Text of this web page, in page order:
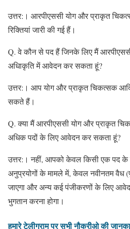
उत्तर:। आरपीएससी योग और प्राकृत
रिक्तियां जारी की गई हैं।
Q. वे कौन से पद हैं जिनके लिए मैं
अधिाकृति में आवेदन कर सकता हूं?
उत्तर:। आप योग और प्राकृत चिकत्सक
सकते हैं।
Q. क्या मैं आरपीएससी योग और प्राकृत
अधिक पदों के लिए आवेदन कर सकता हूं?
उत्तर:। नहीं, आपको केवल किसी एक पद के
अनुप्रयोगों के मामले में, केवल नवीनतम वैध
जाएगा और अन्य कई पंजीकरणों के लिए
भुगतान करना होगा।
हमारे टेलीग्राम पर सभी नौकरीओ की